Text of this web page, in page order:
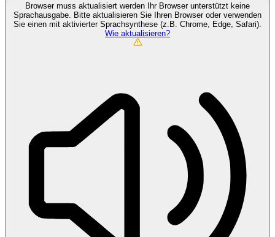
Browser muss aktualisiert werden
Ihr Browser unterstützt keine
Sprachausgabe. Bitte aktualisieren Sie Ihren Browser oder verwenden
Sie einen mit aktivierter Sprachsynthese (z.B. Chrome, Edge, Safari).
Wie aktualisieren?